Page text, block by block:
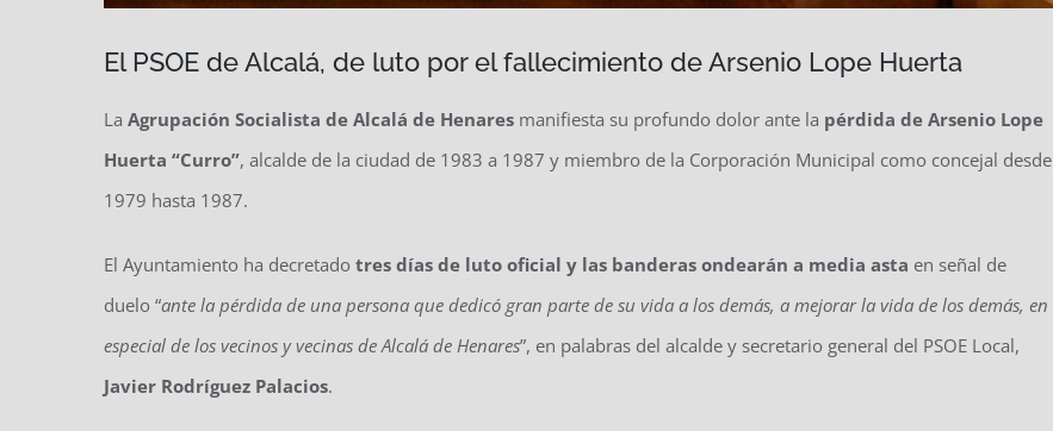
El PSOE de Alcalá, de luto por el fallecimiento de Arsenio Lope Huerta
La Agrupación Socialista de Alcalá de Henares manifiesta su profundo dolor ante la pérdida de Arsenio Lope
Huerta “Curro”, alcalde de la ciudad de 1983 a 1987 y miembro de la Corporación Municipal como concejal desde
1979 hasta 1987.
El Ayuntamiento ha decretado tres días de luto oficial y las banderas ondearán a media asta en señal de
duelo “ante la pérdida de una persona que dedicó gran parte de su vida a los demás, a mejorar la vida de los demás, en
especial de los vecinos y vecinas de Alcalá de Henares”, en palabras del alcalde y secretario general del PSOE Local,
Javier Rodríguez Palacios.